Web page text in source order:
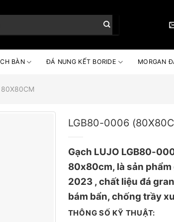
BÀN ĐÁ NUNG KẾT BORIDE MORGAN
80X80CM
LGB80-0006
Gạch LUJO LGB80-
80x80cm, là sản
2023 , chất liệu đá
bám bẩn, chống trầy
THÔNG SỐ KỸ THUẬT: